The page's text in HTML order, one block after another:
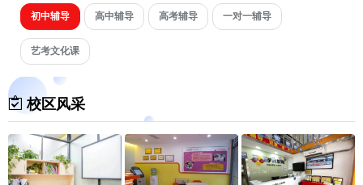
初中辅导 高中辅导 高考辅导 一对一辅导
艺考文化课
校区风采